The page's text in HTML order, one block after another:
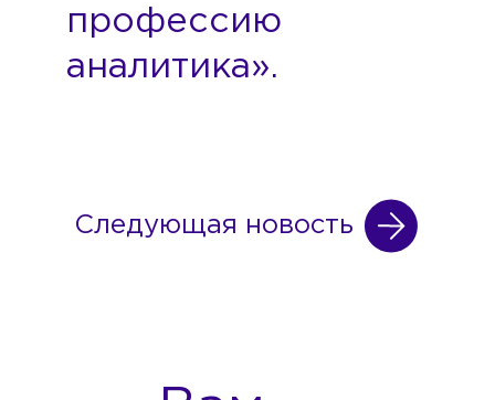
профессию
аналитика».
Следующая новость